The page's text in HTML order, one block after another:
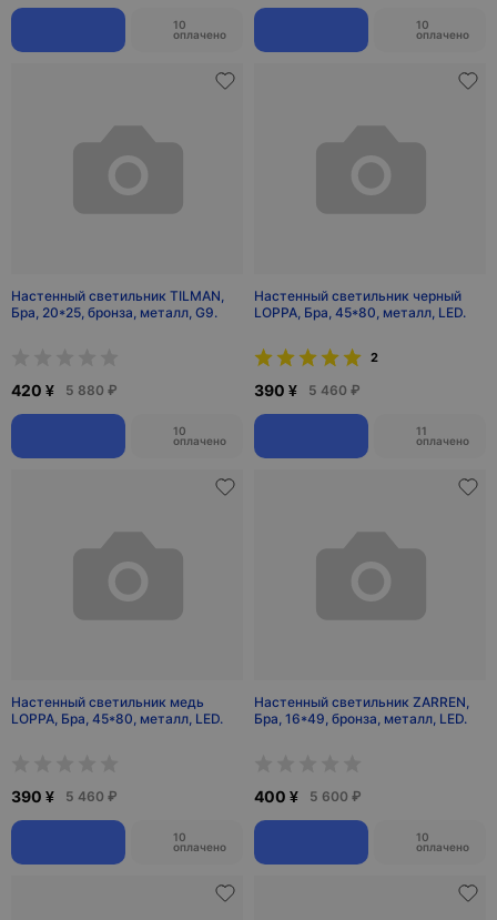
10
оплачено
10
оплачено
Настенный светильник TILMAN,
Бра, 20*25, бронза, металл, G9.
420 ¥ 5 880 ₽
10
оплачено
Настенный светильник черный
LOPPA, Бра, 45*80, металл, LED.
2
390 ¥ 5 460 ₽
11
оплачено
Настенный светильник медь
LOPPA, Бра, 45*80, металл, LED.
390 ¥ 5 460 ₽
10
оплачено
Настенный светильник ZARREN,
Бра, 16*49, бронза, металл, LED.
400 ¥ 5 600 ₽
10
оплачено